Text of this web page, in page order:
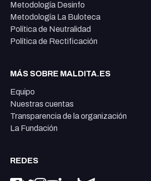
Metodología Desinfo
Metodología La Buloteca
Política de Neutralidad
Política de Rectificación
MÁS SOBRE MALDITA.ES
Equipo
Nuestras cuentas
Transparencia de la organización
La Fundación
REDES